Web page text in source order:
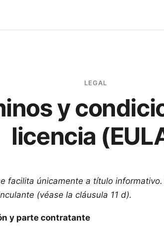
LEGAL
y
licencia
facilita únicamente a título
(véase la cláusula 11 d).
y parte contratante